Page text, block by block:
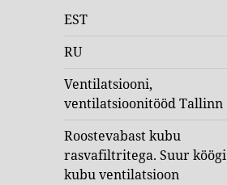
EST
RU
Ventilatsiooni,
ventilatsioonitööd Tallinn
Roostevabast kubu
rasvafiltritega. Suur köögi
kubu ventilatsioon